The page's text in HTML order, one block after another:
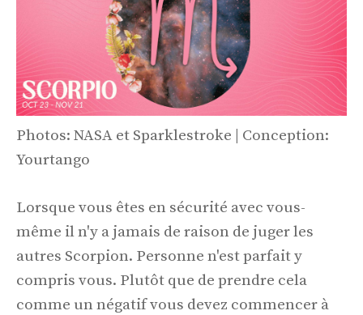
Photos: NASA et Sparklestroke | Conception:
Yourtango
Lorsque vous êtes en sécurité avec vous-
même il n'y a jamais de raison de juger les
autres Scorpion. Personne n'est parfait y
compris vous. Plutôt que de prendre cela
comme un négatif vous devez commencer à